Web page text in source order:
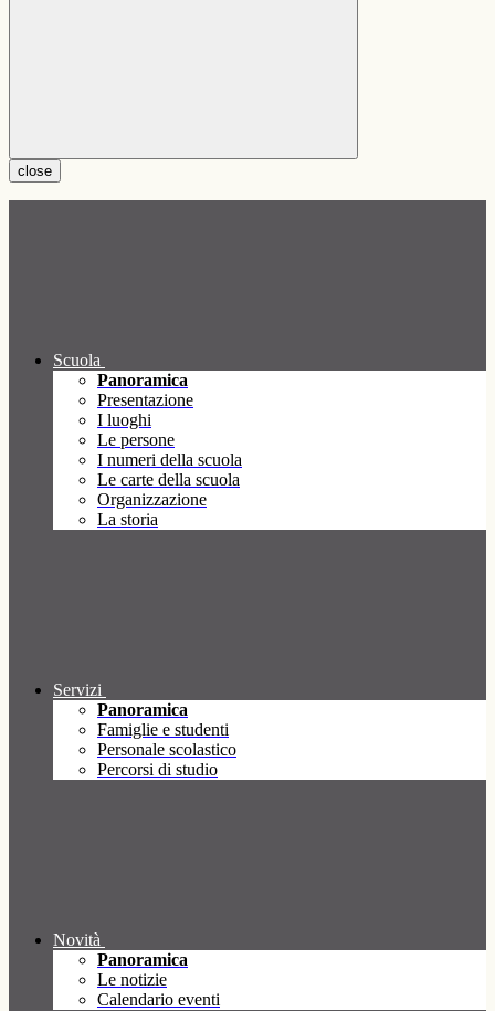
close
Scuola
Panoramica
Presentazione
I luoghi
Le persone
I numeri della scuola
Le carte della scuola
Organizzazione
La storia
Servizi
Panoramica
Famiglie e studenti
Personale scolastico
Percorsi di studio
Novità
Panoramica
Le notizie
Calendario eventi